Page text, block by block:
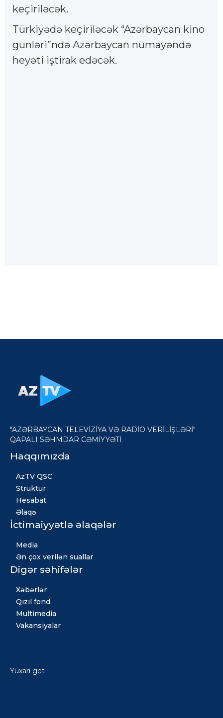
keçiriləcək.
Türkiyədə keçiriləcək “Azərbaycan kino
günləri”ndə Azərbaycan nümayəndə
heyəti iştirak edəcək.
"AZƏRBAYCAN TELEVİZİYA VƏ RADİO VERİLİŞLƏRİ"
QAPALI SƏHMDAR CƏMİYYƏTİ
Haqqımızda
AzTV QSC
Struktur
Hesabat
Əlaqə
İctimaiyyətlə əlaqələr
Media
Ən çox verilən suallar
Digər səhifələr
Xəbərlər
Qızıl fond
Multimedia
Vakansiyalar
Yuxarı get